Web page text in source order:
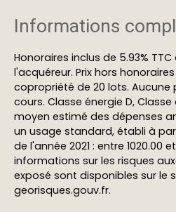
Informations
Honoraires inclus de 5.93%
l'acquéreur. Prix hors
copropriété de 20 lots. Aucune
cours. Classe énergie D,
moyen estimé des dépenses
un usage standard, établi à
de l'année 2021 : entre 1020.00
informations sur les risques
exposé sont disponibles sur le
georisques.gouv.fr.